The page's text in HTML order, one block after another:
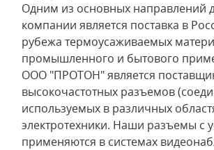
Одним из основных направлений
компании является поставка в
рубежа термоусаживаемых
промышленного и бытового
ООО "ПРОТОН" является
высокочастотных разъемов
используемых в различных
электротехники. Наши разъемы с
применяются в системах